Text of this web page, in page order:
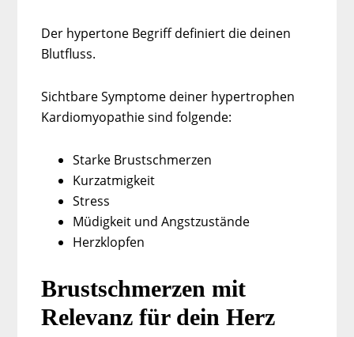
Der hypertone Begriff definiert die deinen
Blutfluss.
Sichtbare Symptome deiner hypertrophen
Kardiomyopathie sind folgende:
Starke Brustschmerzen
Kurzatmigkeit
Stress
Müdigkeit und Angstzustände
Herzklopfen
Brustschmerzen mit
Relevanz für dein Herz